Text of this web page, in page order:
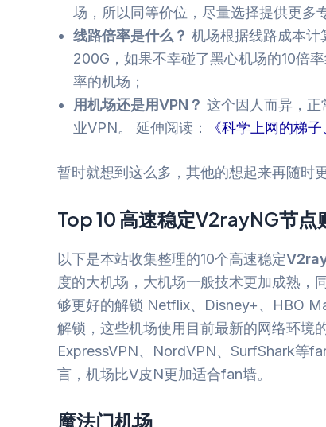
场，所以同等价位，尽量选择提供更多
线路倍率是什么？ 机场根据线路成本
200G，如果不幸碰了黑心机场的10倍
率的机场；
用机场还是用VPN？ 这个因人而异，
业VPN。 延伸阅读：
《科学上网的梯
暂时就想到这么多，其他的想起来再随时
Top 10 高速稳定V2rayNG节点
以下是本站收集整理的10个高速稳定
度的大机场，大机场一般技术更加成熟，
够更好的解锁 Netflix、Disney+、HBO
解锁，这些机场使用目前最新的网络环境
ExpressVPN、NordVPN、SurfShark等
言，机场比V皮N更加适合fan墙。
魔法门机场